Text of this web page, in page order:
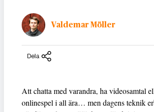
Valdemar Möller
Dela
Att chatta med varandra, ha videosamtal
onlinespel i all ära… men dagens teknik